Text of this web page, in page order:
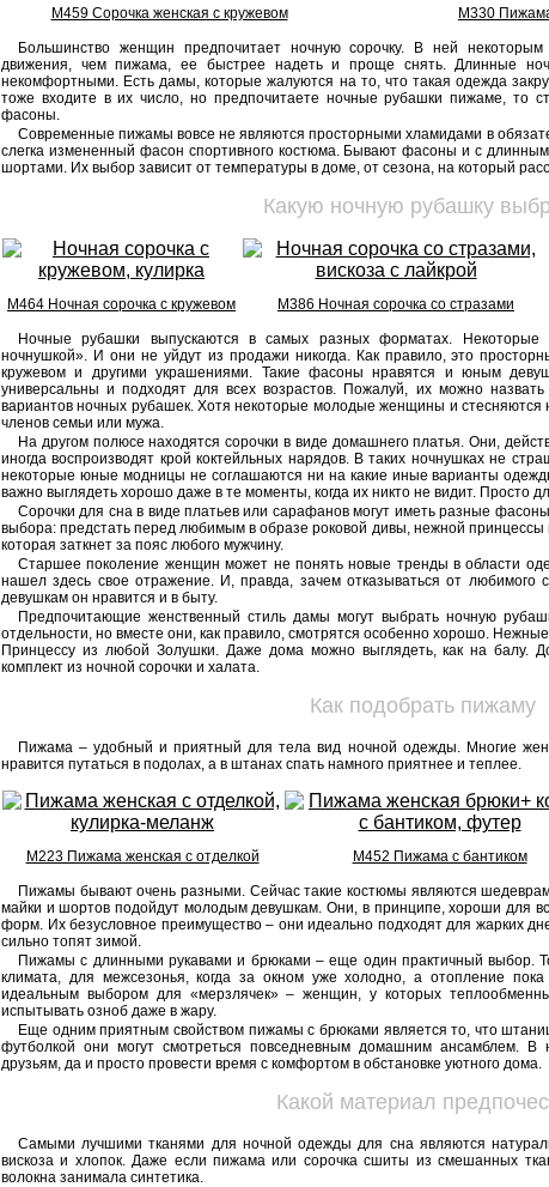
М459 Сорочка женская с кружевом М330
Большинство женщин предпочитает ночную сорочку. В ней
движения, чем пижама, ее быстрее надеть и проще снять. Длинные
некомфортными. Есть дамы, которые жалуются на то, что такая одежда
тоже входите в их число, но предпочитаете ночные рубашки пижаме, то
фасоны.
Современные пижамы вовсе не являются просторными хламидами в
слегка измененный фасон спортивного костюма. Бывают фасоны и с
шортами. Их выбор зависит от температуры в доме, от сезона, на который
Какую ночную рубашку
М464 Ночная сорочка с кружевом М386 Ночная сорочка со стразами
Ночные рубашки выпускаются в самых разных форматах. Некоторые
ночнушкой». И они не уйдут из продажи никогда. Как правило, это
кружевом и другими украшениями. Такие фасоны нравятся и юным
универсальны и подходят для всех возрастов. Пожалуй, их можно
вариантов ночных рубашек. Хотя некоторые молодые женщины и стесняются
членов семьи или мужа.
На другом полюсе находятся сорочки в виде домашнего платья. Они,
иногда воспроизводят крой коктейльных нарядов. В таких ночнушках не
некоторые юные модницы не соглашаются ни на какие иные варианты
важно выглядеть хорошо даже в те моменты, когда их никто не видит. Просто
Сорочки для сна в виде платьев или сарафанов могут иметь разные
выбора: предстать перед любимым в образе роковой дивы, нежной принцессы
которая заткнет за пояс любого мужчину.
Старшее поколение женщин может не понять новые тренды в области
нашел здесь свое отражение. И, правда, зачем отказываться от любимого
девушкам он нравится и в быту.
Предпочитающие женственный стиль дамы могут выбрать ночную
отдельности, но вместе они, как правило, смотрятся особенно хорошо.
Принцессу из любой Золушки. Даже дома можно выглядеть, как на балу.
комплект из ночной сорочки и халата.
Как подобрать пижаму
Пижама – удобный и приятный для тела вид ночной одежды. Многие
нравится путаться в подолах, а в штанах спать намного приятнее и теплее.
М223 Пижама женская с отделкой М452 Пижама с бантиком
Пижамы бывают очень разными. Сейчас такие костюмы являются
майки и шортов подойдут молодым девушкам. Они, в принципе, хороши для
форм. Их безусловное преимущество – они идеально подходят для жарких
сильно топят зимой.
Пижамы с длинными рукавами и брюками – еще один практичный выбор.
климата, для межсезонья, когда за окном уже холодно, а отопление
идеальным выбором для «мерзлячек» – женщин, у которых
испытывать озноб даже в жару.
Еще одним приятным свойством пижамы с брюками является то, что
футболкой они могут смотреться повседневным домашним ансамблем. В
друзьям, да и просто провести время с комфортом в обстановке уютного дома.
Какой материал
Самыми лучшими тканями для ночной одежды для сна являются
вискоза и хлопок. Даже если пижама или сорочка сшиты из смешанных
волокна занимала синтетика.